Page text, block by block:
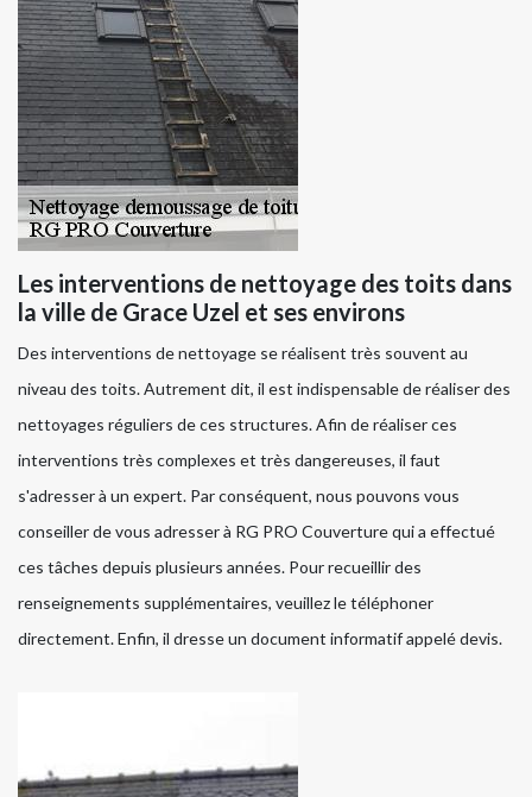
Les interventions de nettoyage des toits dans
la ville de Grace Uzel et ses environs
Des interventions de nettoyage se réalisent très souvent au
niveau des toits. Autrement dit, il est indispensable de réaliser des
nettoyages réguliers de ces structures. Afin de réaliser ces
interventions très complexes et très dangereuses, il faut
s'adresser à un expert. Par conséquent, nous pouvons vous
conseiller de vous adresser à RG PRO Couverture qui a effectué
ces tâches depuis plusieurs années. Pour recueillir des
renseignements supplémentaires, veuillez le téléphoner
directement. Enfin, il dresse un document informatif appelé devis.